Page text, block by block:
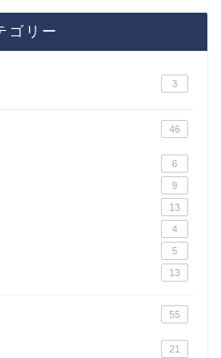
ゴリー
3
46
6
9
13
4
5
13
55
21